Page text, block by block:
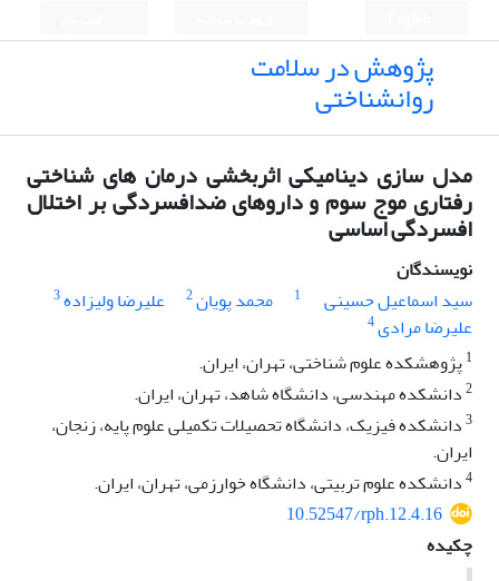
پژوهش در سلامت
روانشناختی
مدل سازی دینامیکی اثربخشی درمان های شناختی
رفتاری موج سوم و داروهای ضدافسردگی بر اختلال
افسردگی اساسی
نویسندگان
سید اسماعیل حسینی
1 محمد پویان2 علیرضا ولیزاده3
علیرضا مرادی4
1پژوهشکده علوم شناختی، تهران، ایران.
2دانشکده مهندسی، دانشگاه شاهد، تهران، ایران.
3دانشکده فیزیک، دانشگاه تحصیلات تکمیلی علوم پایه، زنجان،
ایران.
4دانشکده علوم تربیتی، دانشگاه خوارزمی، تهران، ایران.
10.52547/rph.12.4.16
چکیده